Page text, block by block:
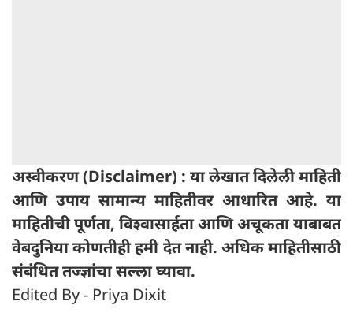
अस्वीकरण (Disclaimer) : या लेखात दिलेली माहिती
आणि उपाय सामान्य माहितीवर आधारित आहे. या
माहितीची पूर्णता, विश्वासार्हता आणि अचूकता याबाबत
वेबदुनिया कोणतीही हमी देत ​​नाही. अधिक माहितीसाठी
संबंधित तज्ज्ञांचा सल्ला घ्यावा.
Edited By - Priya Dixit